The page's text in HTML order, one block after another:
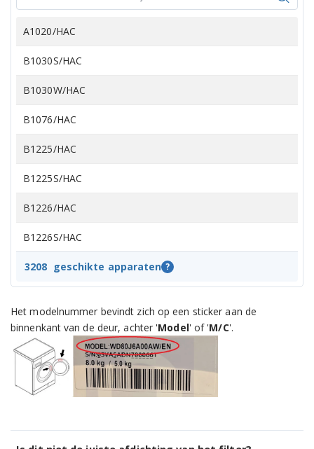
A1020/HAC
B1030S/HAC
B1030W/HAC
B1076/HAC
B1225/HAC
B1225S/HAC
B1226/HAC
B1226S/HAC
B1253/HC
B1253SUU/HC
B1253UU/HC
B1263SUU/HC
B1275W/HAC
3208 geschikte apparaten ?
Het modelnummer bevindt zich op een sticker aan de
binnenkant van de deur, achter 'Model' of 'M/C'.